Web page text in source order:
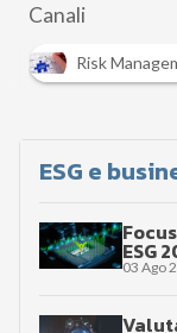
Canali
Risk
ESG e
ESG
03 Ago